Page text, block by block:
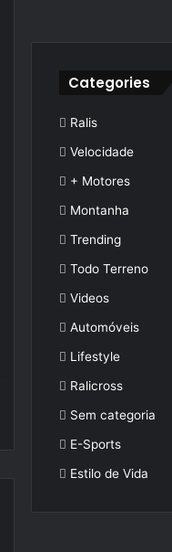
Categories
Ralis
Velocidade
+ Motores
Montanha
Trending
Todo Terreno
Videos
Automóveis
Lifestyle
Ralicross
Sem categoria
E-Sports
Estilo de Vida